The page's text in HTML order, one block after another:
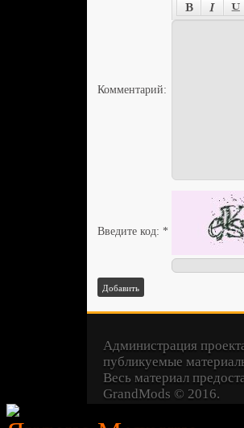
Комментарий:
Введите код: *
Добавить
Администрация
публикуемые
Весь материал
GrandMods © 2016.